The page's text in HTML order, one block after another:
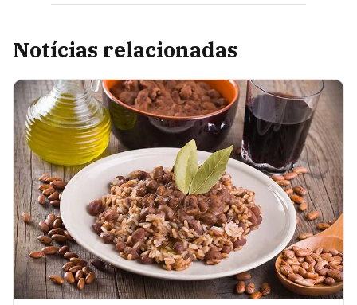
Notícias relacionadas